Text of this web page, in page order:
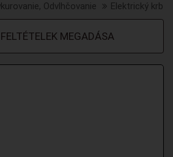
Odvlhčovanie Elektrický krb
MEGADÁSA